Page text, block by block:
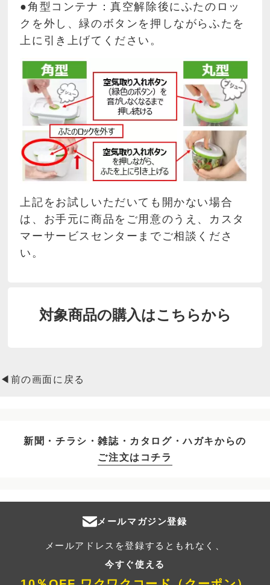
●角型コンテナ：真空解除後にふたのロッ
クを外し、緑のボタンを押しながらふたを
上に引き上げてください。
上記をお試しいただいても開かない場合
は、お手元に商品をご用意のうえ、カスタ
マーサービスセンターまでご相談くださ
い。
対象商品の購入はこちらから
◀前の画面に戻る
新聞・チラシ・雑誌・カタログ・ハガキからの
ご注文はコチラ
メールマガジン登録
メールアドレスを登録するともれなく、
今すぐ使える